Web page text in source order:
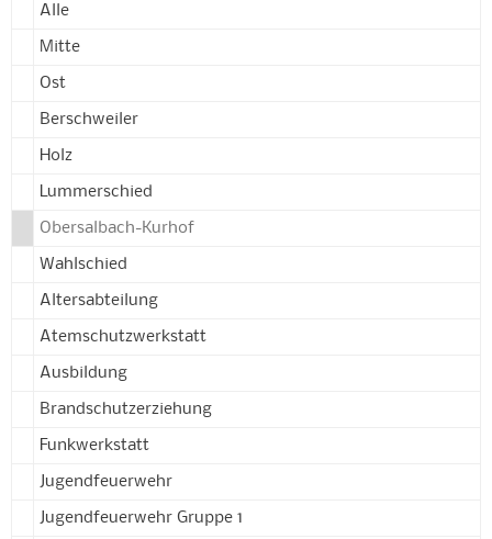
Alle
Mitte
Ost
Berschweiler
Holz
Lummerschied
Obersalbach-Kurhof
Wahlschied
Altersabteilung
Atemschutzwerkstatt
Ausbildung
Brandschutzerziehung
Funkwerkstatt
Jugendfeuerwehr
Jugendfeuerwehr Gruppe 1